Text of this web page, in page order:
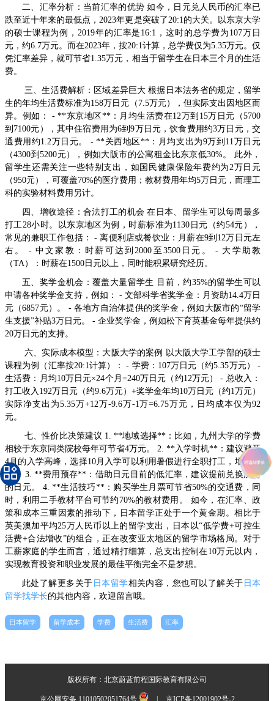
二、汇率分析：当前汇率的优势 如今，日元兑人民币的汇率已
跌至近十年来的最低点，2023年更是突破了20:1的大关。以东京大学
的硕士课程为例，2019年的汇率是16:1，这时的总学费为107万日
元，约6.7万元。而在2023年，按20:1计算，总学费仅为5.35万元。仅
凭汇率差异，就可节省1.35万元，相当于留学生在日本三个月的生活
费。
三、生活费解析：区域差异巨大 根据日本法务省的规定，留学
生的年均生活费标准为158万日元（7.5万元），但实际支出因地区而
异。例如： - **东京地区**：月均生活费在12万到15万日元（5700
到7100元），其中住宿费用为6到9万日元，饮食费用约3万日元，交
通费用约1.2万日元。 - **关西地区**：月均支出为9万到11万日元
（4300到5200元），例如大阪市的公寓租金比东京低30%。 此外，
留学生还需关注一些特别支出，如国民健康保险年费约为2万日元
（950元），可覆盖70%的医疗费用；教材费用年均5万日元，而理工
科的实验材料费用另计。
四、增收途径：合法打工的机会 在日本、留学生可以每周最多
打工28小时。以东京地区为例，时薪标准为1130日元（约54元），
常见的兼职工作包括： - 离便利店或餐饮业：月薪在9到12万日元左
右。 - 中文家教：时薪可达到2000至3500日元。 - 大学助教
（TA）：时薪在1500日元以上，同时能积累研究经历。
五、奖学金机会：覆盖大量留学生 目前，约35%的留学生可以
申请各种奖学金支持，例如： - 文部科学省奖学金：月资助14.4万日
元（6857元）。 - 各地方自治体提供的奖学金，例如大阪市的“留学
生支援”补贴3万日元。 - 企业奖学金，例如松下育英基金每年提供约
20万日元的支持。
六、实际成本模型：大阪大学的案例 以大阪大学工学部的硕士
课程为例（汇率按20:1计算）： - 学费：107万日元（约5.35万元） -
生活费：月均10万日元×24个月=240万日元（约12万元） - 总收入：
打工收入192万日元（约9.6万元）+奖学金年均10万日元（约1万元）
实际净支出为5.35万+12万-9.6万-1万=6.75万元，日均成本仅为92
元。
七、性价比决策建议 1. **地域选择**：比如，九州大学的学费
相较于东京同类院校每年可节省4万元。 2. **入学时机**：建议避开
4月的入学高峰，选择10月入学可以利用暑假进行全职打工，增加收
入。 3. **费用预存**：借助日元目前的低汇率，建议提前兑换所需
的日元。 4. **生活技巧**：购买学生月票可节省50%的交通费，同
时，利用二手教材平台可节约70%的教材费用。 如今，在汇率、政
策和成本三重因素的推动下，日本留学正处于一个黄金期。相比于
英美澳加平均25万人民币以上的留学支出，日本以“低学费+可控生
活费+合法增收”的组合，正在改变亚太地区的留学市场格局。对于
工薪家庭的学生而言，通过精打细算，总支出控制在10万元以内，
实现教育投资和职业发展的最佳平衡完全不是梦想。
此处了解更多关于 日本留学相关内容，您也可以了解关于 日本
留学找学长的其他内容，欢迎留言哦。
日本留学 留学成本 学费 生活费 汇率
版权所有：北京蔚蓝前程国际教育有限公司
京公网安备 11010502051764号 | 京ICP备12001902号-2